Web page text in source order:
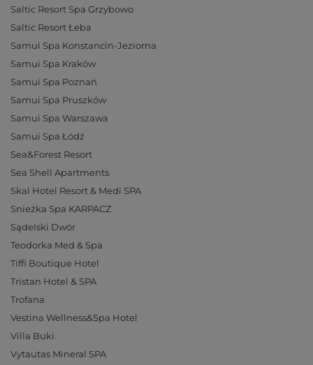
Saltic Resort Spa Grzybowo
Saltic Resort Łeba
Samui Spa Konstancin-Jeziorna
Samui Spa Kraków
Samui Spa Poznań
Samui Spa Pruszków
Samui Spa Warszawa
Samui Spa Łódź
Sea&Forest Resort
Sea Shell Apartments
Skal Hotel Resort & Medi SPA
Snieżka Spa KARPACZ
Sądelski Dwór
Teodorka Med & Spa
Tiffi Boutique Hotel
Tristan Hotel & SPA
Trofana
Vestina Wellness&Spa Hotel
Villa Buki
Vytautas Mineral SPA